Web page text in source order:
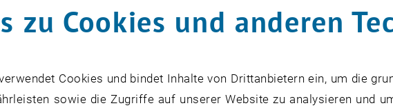
Die Trophäe des Hedy-Lamarr Preises.
zu Cookies und anderen
Cookies und bindet Inhalte von Drittanbietern ein, um die
sowie die Zugriffe auf unserer Website zu analysieren und